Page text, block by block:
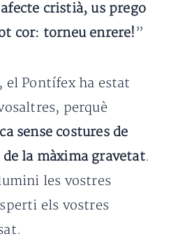
cristià, us prego
cor: torneu enrere!”
el Pontífex ha estat
perquè
sense costures de
la màxima gravetat.
les vostres
els vostres